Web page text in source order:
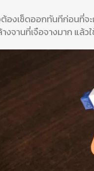
งเช็ดออกทันทีก่อนที่จ
จานที่เจือจางมาก แล้